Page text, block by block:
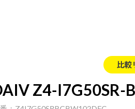
比較
Z4-I7G50SR-B